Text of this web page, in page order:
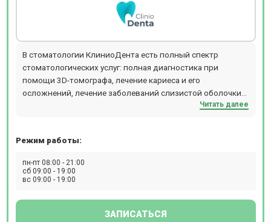
В стоматологии КлиниоДента есть полный спектр
стоматологических услуг: полная диагностика при
помощи 3D-томографа, лечение кариеса и его
осложнений, лечение заболеваний слизистой оболочки
полости рта, имплантация зубов, ортопедическое иЧитать далее
Режим работы:
пн-пт 08:00 - 21:00
сб 09:00 - 19:00
вс 09:00 - 19:00
ЗАПИСАТЬСЯ